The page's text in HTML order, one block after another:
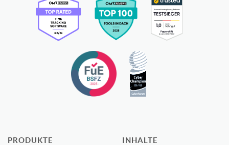
PRODUKTE
INHALTE